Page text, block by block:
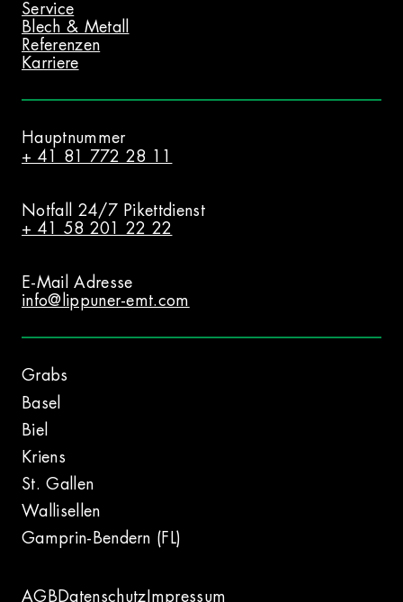
Service
Blech & Metall
Referenzen
Karriere
Hauptnummer
+ 41 81 772 28 11
Notfall 24/7 Pikettdienst
+ 41 58 201 22 22
E-Mail Adresse
info@lippuner-emt.com
Grabs
Basel
Biel
Kriens
St. Gallen
Wallisellen
Gamprin-Bendern (FL)
AGB Datenschutz Impressum